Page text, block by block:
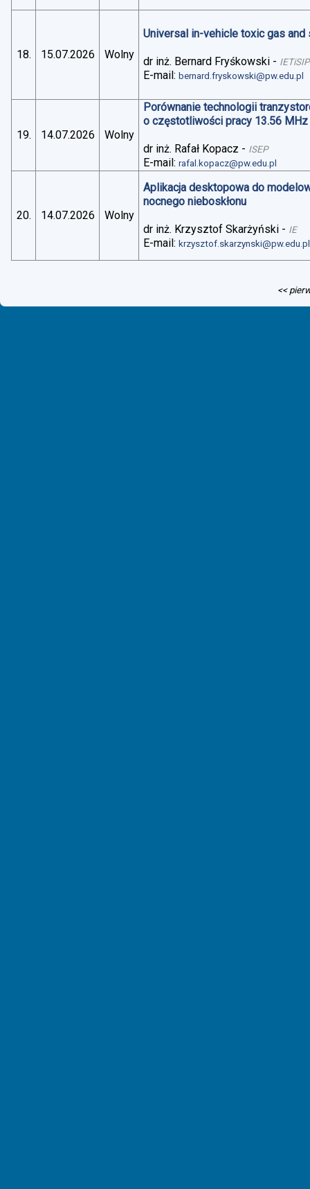
18. 15.07.2026 Wolny
Universal in-vehicle toxic gas
dr inż. Bernard Fryśkowski - IETiSIP
E-mail:bernard.fryskowski@pw.edu.pl
19. 14.07.2026 Wolny
Porównanie technologii
o częstotliwości pracy 13.56 MHz
dr inż. Rafał Kopacz - ISEP
E-mail:rafal.kopacz@pw.edu.pl
20. 14.07.2026 Wolny
Aplikacja desktopowa do
nocnego nieboskłonu
dr inż. Krzysztof Skarżyński - IE
E-mail:krzysztof.skarzynski@pw.edu.pl
<<